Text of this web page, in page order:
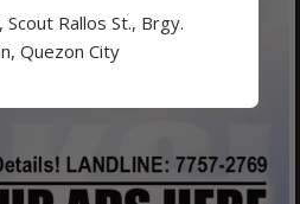
Rallos St., Brgy.
Quezon City